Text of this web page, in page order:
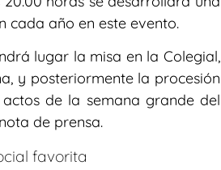
cada año en este evento.
lugar la misa en la Colegial,
y posteriormente la procesión
de la semana grande del
de prensa.
favorita